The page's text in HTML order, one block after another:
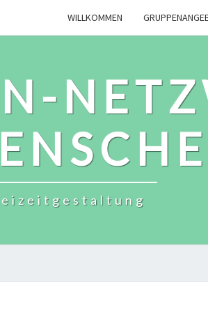
WILLKOMMEN